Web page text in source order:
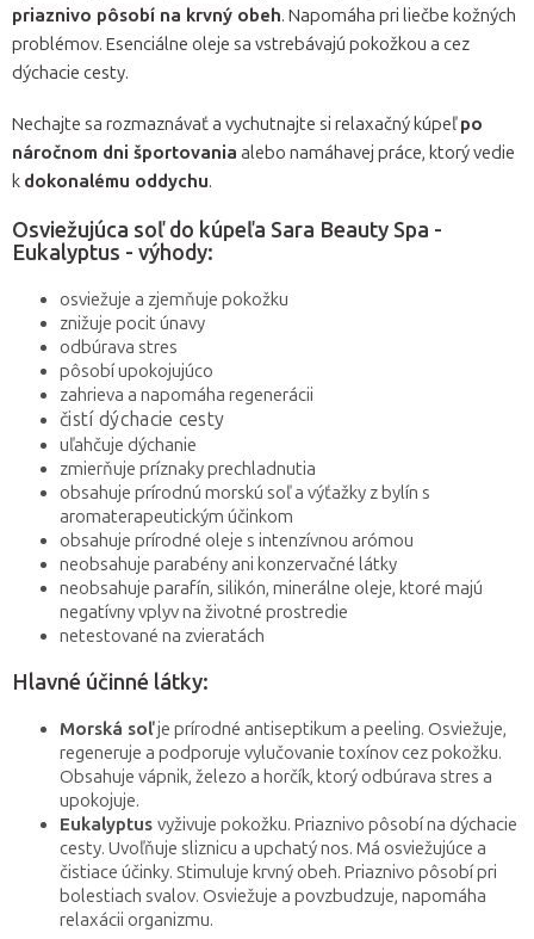
priaznivo pôsobí na krvný obeh. Napomáha pri liečbe kožných
problémov. Esenciálne oleje sa vstrebávajú pokožkou a cez
dýchacie cesty.
Nechajte sa rozmaznávať a vychutnajte si relaxačný kúpeľpo
náročnom dni športovania alebo namáhavej práce, ktorý vedie
k dokonalému oddychu.
Osviežujúca soľ do kúpeľa Sara Beauty Spa -
Eukalyptus - výhody:
osviežuje a zjemňuje pokožku
znižuje pocit únavy
odbúrava stres
pôsobí upokojujúco
zahrieva a napomáha regenerácii
čistí dýchacie cesty
uľahčuje dýchanie
zmierňuje príznaky prechladnutia
obsahuje prírodnú morskú soľ a výťažky z bylín s
aromaterapeutickým účinkom
obsahuje prírodné oleje s intenzívnou arómou
neobsahuje parabény ani konzervačné látky
neobsahuje parafín, silikón, minerálne oleje, ktoré majú
negatívny vplyv na životné prostredie
netestované na zvieratách
Hlavné účinné látky:
Morská soľje prírodné antiseptikum a peeling. Osviežuje,
regeneruje a podporuje vylučovanie toxínov cez pokožku.
Obsahuje vápnik, železo a horčík, ktorý odbúrava stres a
upokojuje.
Eukalyptus vyživuje pokožku. Priaznivo pôsobí na dýchacie
cesty. Uvoľňuje sliznicu a upchatý nos. Má osviežujúce a
čistiace účinky. Stimuluje krvný obeh. Priaznivo pôsobí pri
bolestiach svalov. Osviežuje a povzbudzuje, napomáha
relaxácii organizmu.